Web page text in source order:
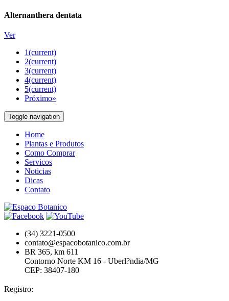
Alternanthera dentata
Ver
1(current)
2(current)
3(current)
4(current)
5(current)
Próximo»
Toggle navigation
Home
Plantas e Produtos
Como Comprar
Servicos
Noticias
Dicas
Contato
(34) 3221-0500
contato@espacobotanico.com.br
BR 365, km 611
Contorno Norte KM 16 - Uberl?ndia/MG
CEP: 38407-180
Registro: